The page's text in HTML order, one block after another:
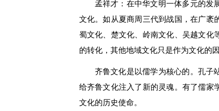
孟祥才：在中华文明一体多元的发
文化。如从夏商周三代到战国，在广袤
蜀文化、楚文化、岭南文化、吴越文化
的转化，其他地域文化只是作为文化的
齐鲁文化是以儒学为核心的。孔子
给齐鲁文化注入了新的灵魂。有了儒家
文化的历史使命。